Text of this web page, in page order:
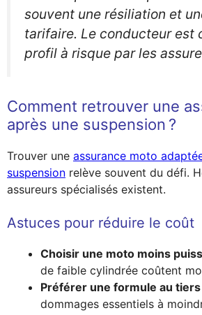
souvent une résiliation et
tarifaire. Le conducteur est
profil à risque par les
Comment retrouver une
après une suspension ?
Trouver une assurance moto
suspension relève souvent du défi.
assureurs spécialisés existent.
Astuces pour réduire le coût
Choisir une moto moins
de faible cylindrée coûtent
Préférer une formule au tiers
dommages essentiels à